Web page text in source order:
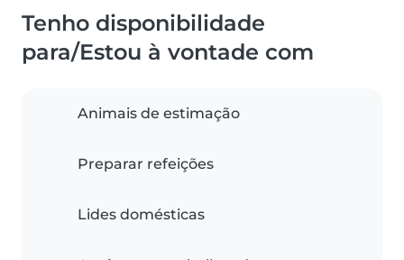
Tenho disponibilidade
para/Estou à vontade com
Animais de estimação
Preparar refeições
Lides domésticas